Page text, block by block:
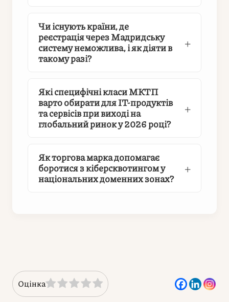
Чи існують країни, де
реєстрація через Мадридську
систему неможлива, і як діяти в
такому разі?
Які специфічні класи МКТП
варто обирати для IT-продуктів
та сервісів при виході на
глобальний ринок у 2026 році?
Як торгова марка допомагає
боротися з кіберсквотингом у
національних доменних зонах?
Оцінка